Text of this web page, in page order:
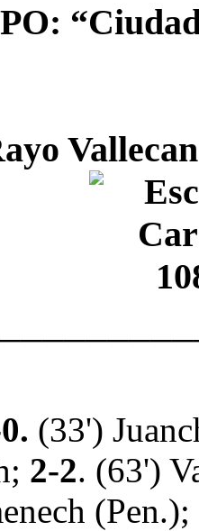
. (33')
; 2-2. (63')
(Pen.);